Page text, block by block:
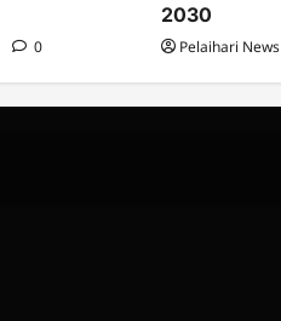
0
2030
Pelaihari News